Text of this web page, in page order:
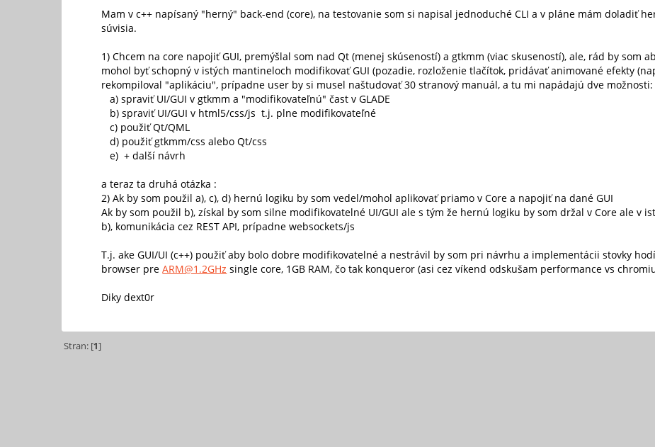
Mam v c++ napísaný "herný" back-end (core), na testovanie som si napisal jednoduché CLI a v pláne mám doladiť
súvisia.
1) Chcem na core napojiť GUI, premýšlal som nad Qt (menej skúseností) a gtkmm (viac skuseností), ale, rád by som
mohol byť schopný v istých mantineloch modifikovať GUI (pozadie, rozloženie tlačítok, pridávať animované efekty
rekompiloval "aplikáciu", prípadne user by si musel naštudovať 30 stranový manuál, a tu mi napádajú dve možnosti:
a) spraviť UI/GUI v gtkmm a "modifikovateľnú" čast v GLADE
b) spraviť UI/GUI v html5/css/js t.j. plne modifikovateľné
c) použiť Qt/QML
d) použiť gtkmm/css alebo Qt/css
e) + další návrh
a teraz ta druhá otázka :
2) Ak by som použil a), c), d) hernú logiku by som vedel/mohol aplikovať priamo v Core a napojiť na dané GUI
Ak by som použil b), získal by som silne modifikovatelné UI/GUI ale s tým že hernú logiku by som držal v Core ale v
b), komunikácia cez REST API, prípadne websockets/js
T.j. ake GUI/UI (c++) použiť aby bolo dobre modifikovatelné a nestrávil by som pri návrhu a implementácii stovky
browser preARM@1.2GHz single core, 1GB RAM, čo tak konqueror (asi cez víkend odskušam performance vs
Diky dext0r
Stran: [1]